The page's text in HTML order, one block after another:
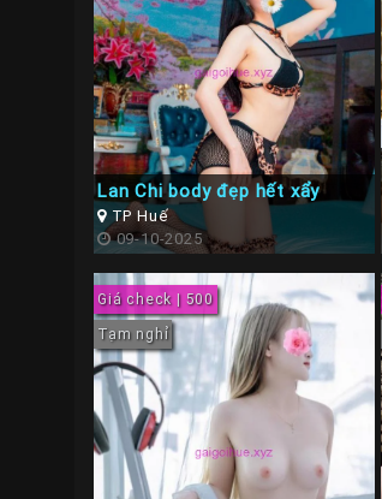
Lan Chi body đẹp hết xẩy
TP Huế
09-10-2025
Giá check | 500
Tạm nghỉ